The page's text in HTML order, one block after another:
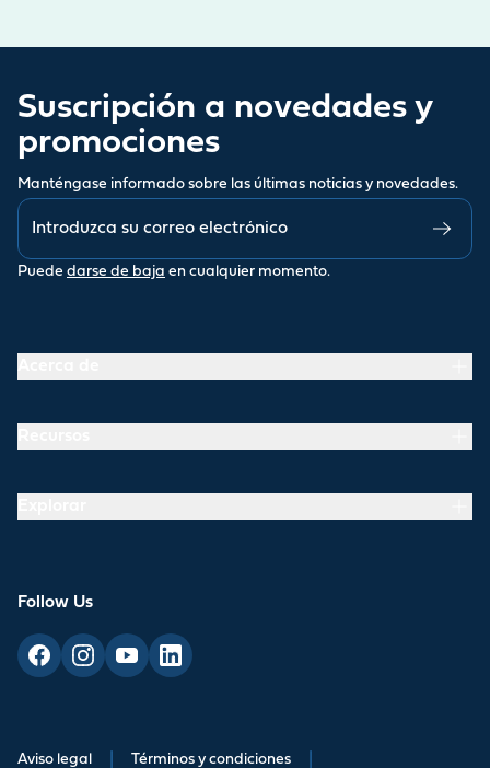
Suscripción a novedades y
promociones
Manténgase informado sobre las últimas noticias y novedades.
Puede darse de baja en cualquier momento.
Follow Us
Aviso legal Términos y condiciones